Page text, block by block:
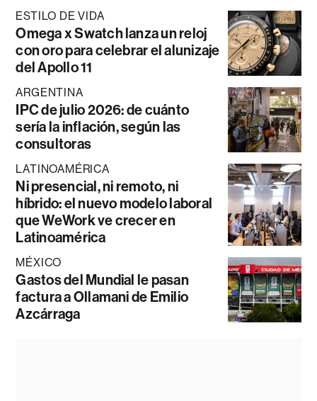
ESTILO DE VIDA
Omega x Swatch lanza un reloj
con oro para celebrar el alunizaje
del Apollo 11
ARGENTINA
IPC de julio 2026: de cuánto
sería la inflación, según las
consultoras
LATINOAMÉRICA
Ni presencial, ni remoto, ni
híbrido: el nuevo modelo laboral
que WeWork ve crecer en
Latinoamérica
MÉXICO
Gastos del Mundial le pasan
factura a Ollamani de Emilio
Azcárraga